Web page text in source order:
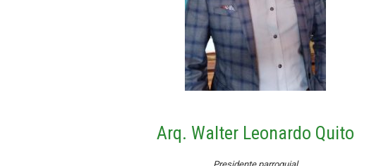
Arq. Walter Leonardo Quito